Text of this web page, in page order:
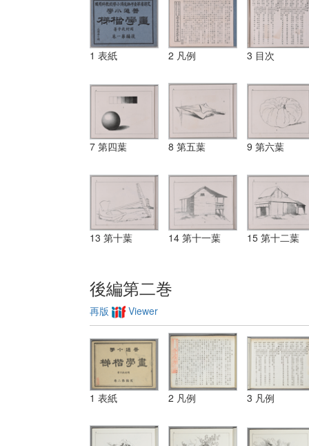
1 表紙 2 凡例 3 目次
7 第四葉 8 第五葉 9 第六葉
13 第十葉 14 第十一葉 15 第十二葉
後編第二巻
再版 Viewer
1 表紙 2 凡例 3 凡例